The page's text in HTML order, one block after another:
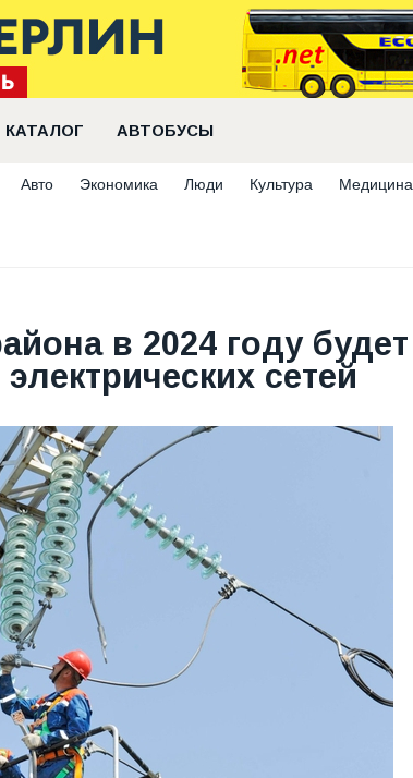
КАТАЛОГ АВТОБУСЫ
Авто Экономика Люди Культура Медицина
в 2024 году будет
сетей